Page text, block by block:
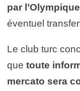
par
éventuel
Le club turc
que toute
mercato sera